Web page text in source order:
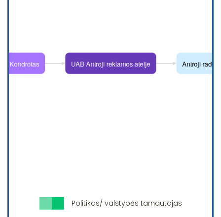
Politikas/ valstybės tarnautojas